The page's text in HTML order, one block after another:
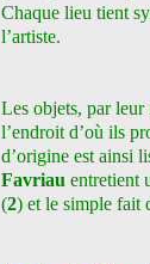
Chaque lieu tient
l’artiste.
Les objets, par
l’endroit d’où ils
d’origine est ainsi
Favriau entretient
(2) et le simple fait